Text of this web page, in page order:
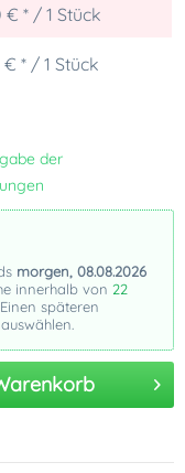
€ * / 1 Stück
€ * / 1 Stück
der
morgen, 08.08.2026
innerhalb von 22
späteren